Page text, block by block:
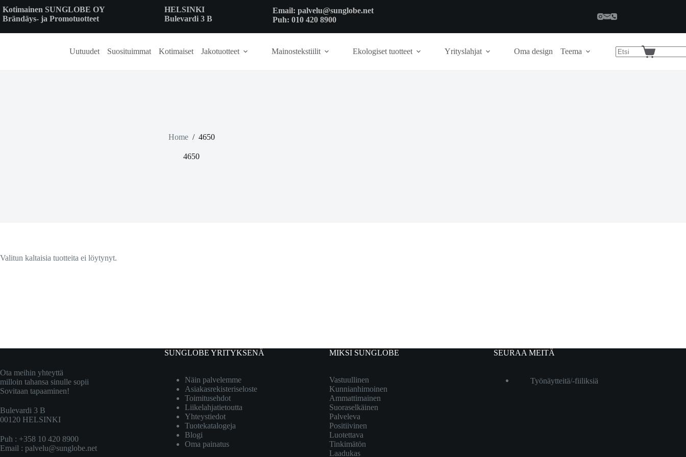
to
content
Kotimainen SUNGLOBE OY
Brändäys- ja Promotuotteet
HELSINKI
Bulevardi 3 B
Email: palvelu@sunglobe.net
Puh: 010 420 8900
Uutuudet Suosituimmat Kotimaiset Jakotuotteet Mainostekstiilit Ekologiset tuotteet Yrityslahjat Oma design Teema
Shopping
Home / 4650
4650
Valitun kaltaisia tuotteita ei löytynyt.
Ota meihin yhteyttä
milloin tahansa sinulle sopii
Sovitaan tapaaminen!
Bulevardi 3 B
00120 HELSINKI
Puh : +358 10 420 8900
Email : palvelu@sunglobe.net
SUNGLOBE YRITYKSENÄ
Näin palvelemme
Asiakasrekisteriseloste
Toimitusehdot
Liikelahjatietoutta
Yhteystiedot
Tuotekatalogeja
Blogi
Oma painatus
MIKSI SUNGLOBE
Vastuullinen
Kunnianhimoinen
Ammattimainen
Suoraselkäinen
Palveleva
Positiivinen
Luotettava
Tinkimätön
Laadukas
SEURAA MEITÄ
Työnäytteitä/-fiiliksiä